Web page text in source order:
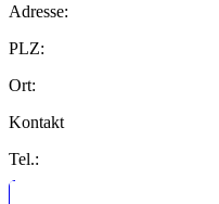
Adresse:
PLZ:
Ort:
Kontakt
Tel.: